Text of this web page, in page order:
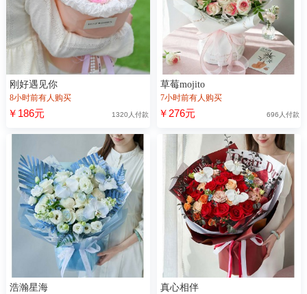
刚好遇见你
8小时前有人购买
￥186元 1320人付款
草莓mojito
7小时前有人购买
￥276元 696人付款
浩瀚星海 真心相伴